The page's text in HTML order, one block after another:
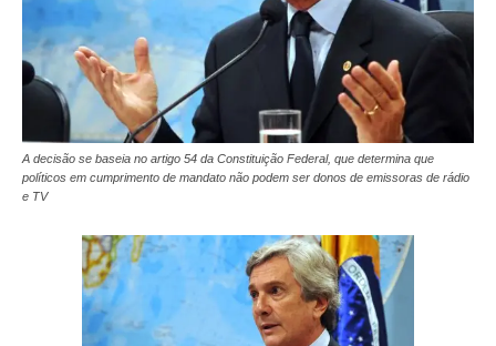
A decisão se baseia no artigo 54 da Constituição Federal, que determina que
políticos em cumprimento de mandato não podem ser donos de emissoras de rádio
e TV